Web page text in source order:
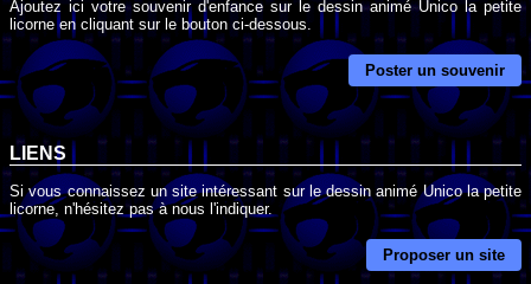
Ajoutez ici votre souvenir d'enfance sur le dessin animé Unico la petite
licorne en cliquant sur le bouton ci-dessous.
Poster un souvenir
LIENS
Si vous connaissez un site intéressant sur le dessin animé Unico la petite
licorne, n'hésitez pas à nous l'indiquer.
Proposer un site